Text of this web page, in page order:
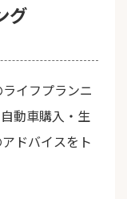
グ
イフプランニ
動車購入・生
ドバイスをト